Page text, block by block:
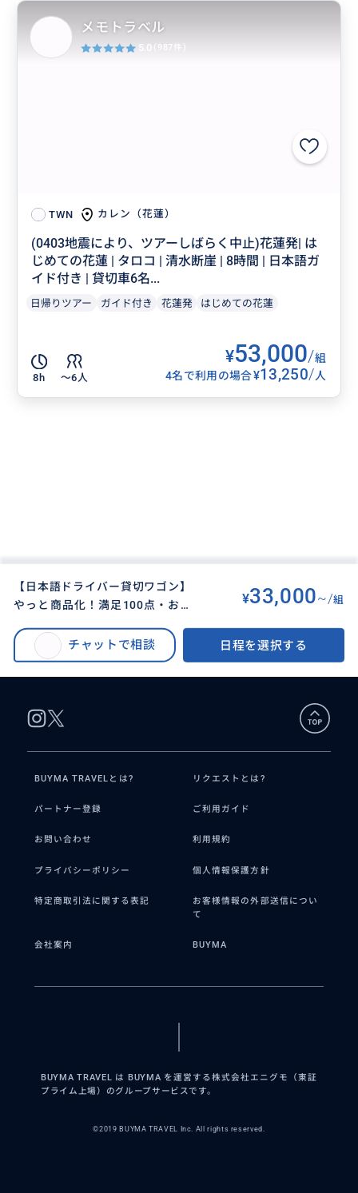
TWN カレン（花蓮）
(0403地震により、ツアーしばらく中止)花蓮発| は
じめての花蓮 | タロコ | 清水断崖 | 8時間 | 日本語ガ
イド付き | 貸切車6名...
日帰りツアー ガイド付き 花蓮発 はじめての花蓮
8h 〜6人
¥53,000/組
4名で利用の場合¥13,250/人
メモトラベル
5.0 (987件)
【日本語ドライバー貸切ワゴン】
やっと商品化！満足100点・お客
十分天燈上げ体験ツアー8時間
¥33,000~/組
チャットで相談 日程を選択する
【日本語ドライバー貸切ワゴン】やっと商品化！満足100点・お客様がアレン
ジした夕方の九分&夜十分天燈上げ体験ツアー8時間
BUYMA TRAVELとは? リクエストとは?
パートナー登録 ご利用ガイド
お問い合わせ 利用規約
プライバシーポリシー 個人情報保護方針
特定商取引法に関する表記
お客様情報の外部送信につい
て
会社案内 BUYMA
BUYMA TRAVEL は BUYMA を運営する株式会社エニグモ（東証
プライム上場）のグループサービスです。
©2019 BUYMA TRAVEL Inc. All rights reserved.